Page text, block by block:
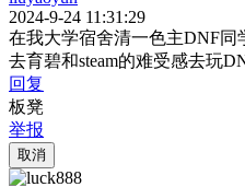
2024-9-24 11:31:29
在我大学宿舍清一色主DNF
去育碧和steam的难受感去玩
回复
板凳
举报
取消